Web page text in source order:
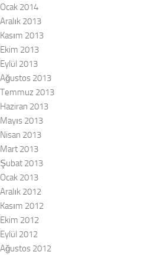
Ocak 2014
Aralık 2013
Kasım 2013
Ekim 2013
Eylül 2013
Ağustos 2013
Temmuz 2013
Haziran 2013
Mayıs 2013
Nisan 2013
Mart 2013
Şubat 2013
Ocak 2013
Aralık 2012
Kasım 2012
Ekim 2012
Eylül 2012
Ağustos 2012